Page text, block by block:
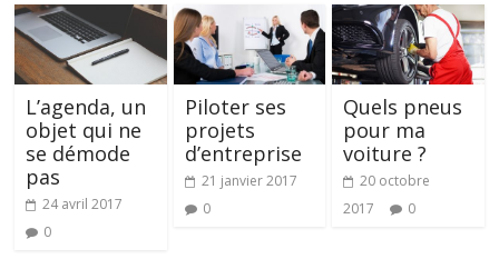
L’agenda, un
objet qui ne
se démode
pas
24 avril 2017
0
Piloter ses
projets
d’entreprise
21 janvier 2017
0
Quels pneus
pour ma
voiture ?
20 octobre
2017
0